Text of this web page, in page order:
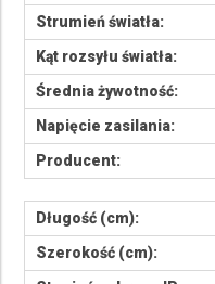
Strumień światła:
Kąt rozsyłu światła:
Średnia żywotność:
Napięcie zasilania:
Producent:
Długość (cm):
Szerokość (cm):